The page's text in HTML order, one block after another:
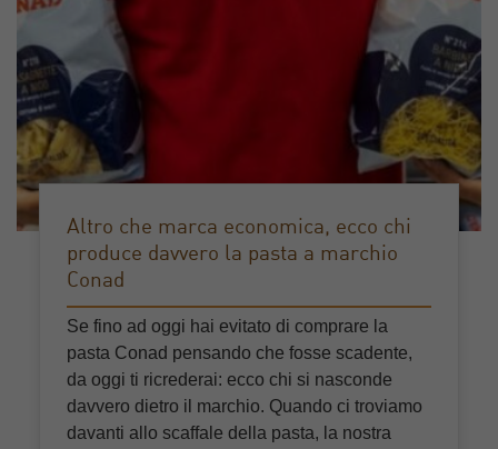
Altro che marca economica, ecco chi
produce davvero la pasta a marchio
Conad
Se fino ad oggi hai evitato di comprare la
pasta Conad pensando che fosse scadente,
da oggi ti ricrederai: ecco chi si nasconde
davvero dietro il marchio. Quando ci troviamo
davanti allo scaffale della pasta, la nostra